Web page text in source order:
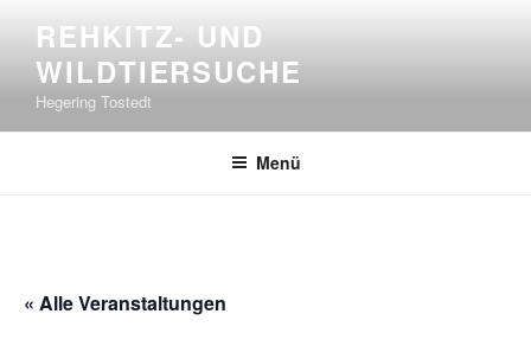
springen
REHKITZ- UND
WILDTIERSUCHE
Hegering Tostedt
Menü
« Alle Veranstaltungen